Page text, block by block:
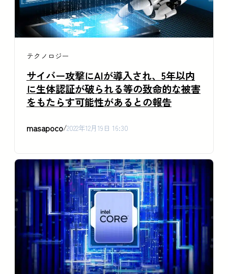
テクノロジー
サイバー攻撃にAIが導入され、5年以内
に生体認証が破られる等の致命的な被害
をもたらす可能性があるとの報告
masapoco/2022年12月19日 16:30